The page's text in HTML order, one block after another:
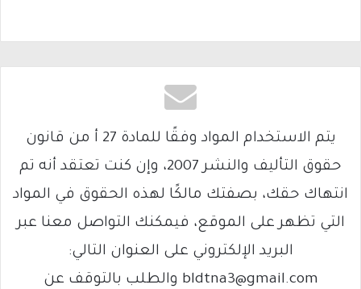
يتم الاستخدام المواد وفقًا للمادة 27 أ من قانون
حقوق التأليف والنشر 2007، وإن كنت تعتقد أنه تم
انتهاك حقك، بصفتك مالكًا لهذه الحقوق في المواد
التي تظهر على الموقع، فيمكنك التواصل معنا عبر
البريد الإلكتروني على العنوان التالي:
bldtna3@gmail.com والطلب بالتوقف عن